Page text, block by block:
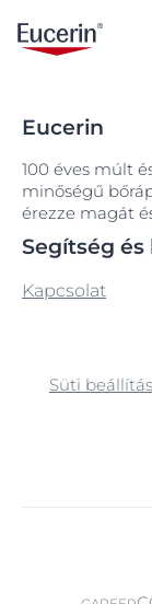
Eucerin
100 éves múlt
minőségű
érezze magát
Segítség
Kapcsolat
Süti